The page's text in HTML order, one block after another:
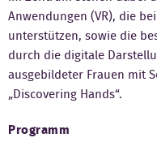
Anwendungen (VR), die
unterstützen, sowie die
durch die digitale
ausgebildeter Frauen mit
„Discovering Hands“.
Programm